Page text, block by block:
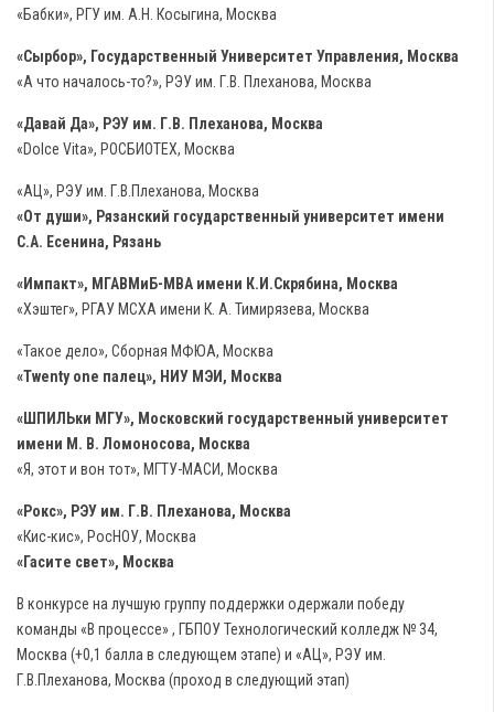
«Бабки», РГУ им. А.Н. Косыгина, Москва
«Сырбор», Государственный Университет Управления, Москва
«А что началось-то?», РЭУ им. Г.В. Плеханова, Москва
«Давай Да», РЭУ им. Г.В. Плеханова, Москва
«Dolce Vita», РОСБИОТЕХ, Москва
«АЦ», РЭУ им. Г.В.Плеханова, Москва
«От души», Рязанский государственный университет имени
С.А. Есенина, Рязань
«Импакт», МГАВМиБ-МВА имени К.И.Скрябина, Москва
«Хэштег», РГАУ МСХА имени К. А. Тимирязева, Москва
«Такое дело», Сборная МФЮА, Москва
«Twenty one палец», НИУ МЭИ, Москва
«ШПИЛЬки МГУ», Московский государственный университет
имени М. В. Ломоносова, Москва
«Я, этот и вон тот», МГТУ-МАСИ, Москва
«Рокс», РЭУ им. Г.В. Плеханова, Москва
«Кис-кис», РосНОУ, Москва
«Гасите свет», Москва
В конкурсе на лучшую группу поддержки одержали победу
команды «В процессе» , ГБПОУ Технологический колледж № 34,
Москва (+0,1 балла в следующем этапе) и «АЦ», РЭУ им.
Г.В.Плеханова, Москва (проход в следующий этап)